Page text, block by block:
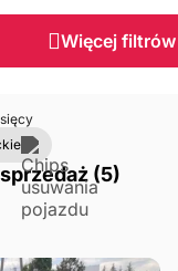
Więcej filtrów
(5)